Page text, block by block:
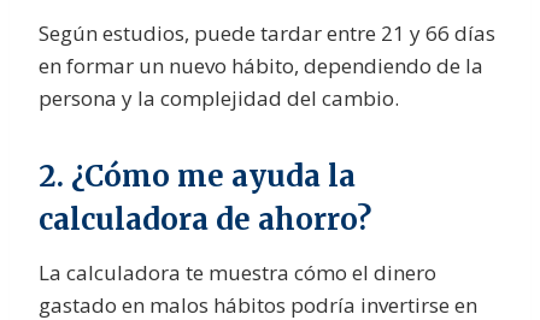
Según estudios, puede tardar entre 21 y 66 días
en formar un nuevo hábito, dependiendo de la
persona y la complejidad del cambio.
2. ¿Cómo me ayuda la
calculadora de ahorro?
La calculadora te muestra cómo el dinero
gastado en malos hábitos podría invertirse en